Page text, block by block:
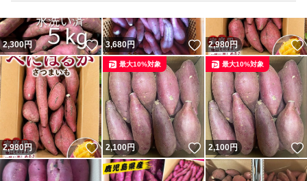
★発送前に十分検品し丁寧に梱包しておりますが、夏季の
高温、生鮮品特有の繊細さ（ぶどう・桃など）、配送中の
振動等により、多少の擦れ・傷み・割れ・腐り等が生じる
場合がございます。ご了承いただける方のみご購入をお願
いいたします。
★配送事故による割れ・凹み等につきましては、配送業者
2,300円 いいね！
3,680円 いいね！
2,980円
2,980円 いいね！
2,100円 いいね！
最大10%対象
2,100円
最大10%対象